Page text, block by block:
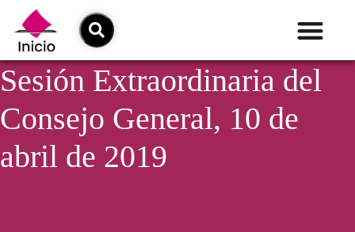
Sesión Extraordinaria del
Consejo General, 10 de
abril de 2019